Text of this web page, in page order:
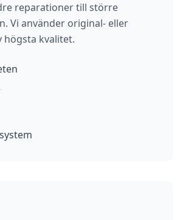
reparationer till större
Vi använder original- eller
högsta kvalitet.